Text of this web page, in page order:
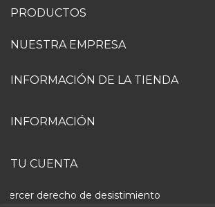
PRODUCTOS
NUESTRA EMPRESA
INFORMACIÓN DE LA TIENDA
INFORMACIÓN
TU CUENTA
Ejercer derecho de desistimiento